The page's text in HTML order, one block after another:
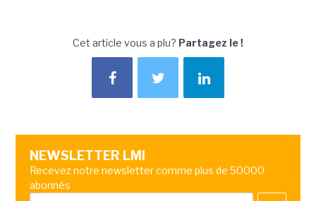
Cet article vous a plu? Partagez le !
NEWSLETTER LMI
Recevez notre newsletter comme plus de 50000
abonnés